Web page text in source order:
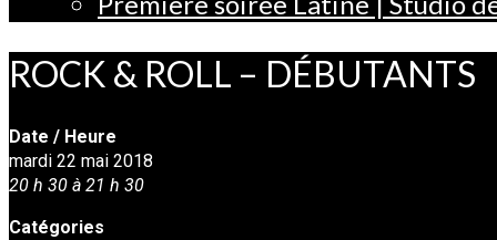
ROCK & ROLL – DÉBUTANTS
Date / Heure
mardi 22 mai 2018
20 h 30 à 21 h 30
Catégories